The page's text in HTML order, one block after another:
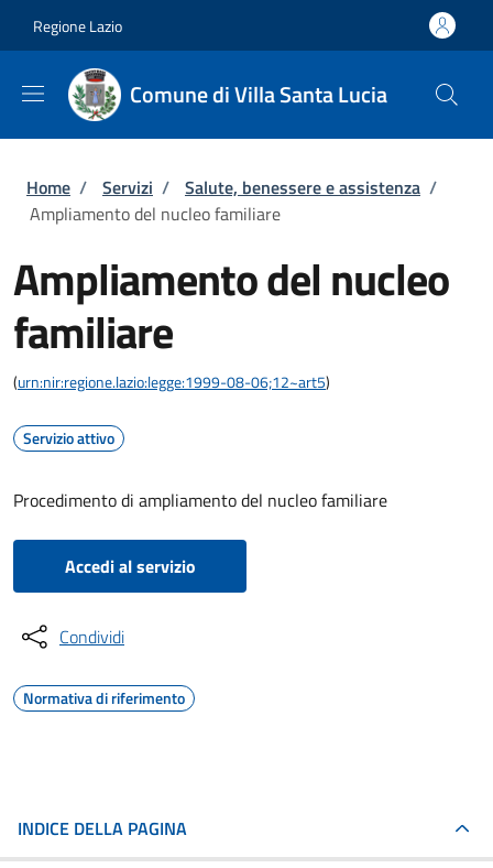
Regione Lazio
Comune di Villa Santa Lucia
Briciole di pane
Home / Servizi / Salute, benessere e assistenza /
Ampliamento del nucleo familiare
Ampliamento del nucleo
familiare
(urn:nir:regione.lazio:legge:1999-08-06;12~art5)
Servizio attivo
Procedimento di ampliamento del nucleo familiare
Accedi al servizio
Condividi
Normativa di riferimento
INDICE DELLA PAGINA